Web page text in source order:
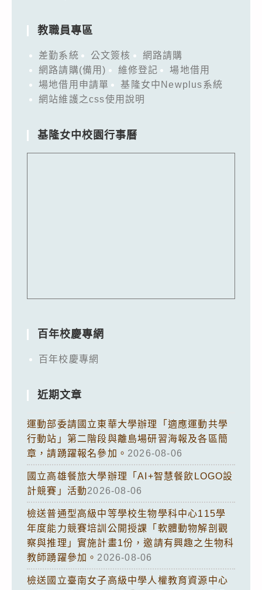
教職員專區
差勤系統 公文簽核
網路請購
網路請購(備用)
維修登記
場地借用
場地借用申請單
基隆女中Newplus系統
網站維護之css使用說明
基隆女中校園行事曆
百年校慶專網
百年校慶專網
近期文章
運動部委請國立東華大學辦理「適應運動共學
行動站」第二階段與離島場研習海報及各區簡
章，請踴躍報名參加。 2026-08-06
國立高雄餐旅大學辦理「AI+智慧餐飲LOGO設
計競賽」活動2026-08-06
檢送普通型高級中等學校生物學科中心115學
年度能力競賽培訓公開授課「軟體動物解剖觀
察與推理」實施計畫1份，邀請有興趣之生物科
教師踴躍參加。 2026-08-06
檢送國立臺南女子高級中學人權教育資源中心